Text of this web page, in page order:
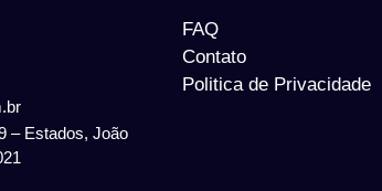
– Estados, João
FAQ
Contato
Politica de Privacidade